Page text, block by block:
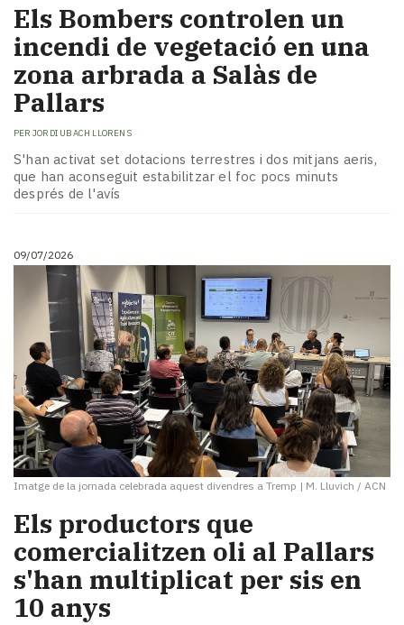
Els Bombers controlen un
incendi de vegetació en una
zona arbrada a Salàs de
Pallars
PER JORDI UBACH LLORENS
S'han activat set dotacions terrestres i dos mitjans aeris,
que han aconseguit estabilitzar el foc pocs minuts
després de l'avís
09/07/2026
Imatge de la jornada celebrada aquest divendres a Tremp | M. Lluvich / ACN
Els productors que
comercialitzen oli al Pallars
s'han multiplicat per sis en
10 anys